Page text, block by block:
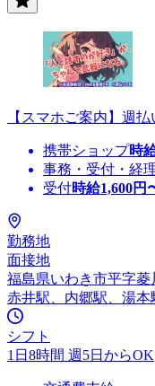
【スマホご案内】週
携帯ショップ時
事務・受付・経
受付時給1,600円
勤務地
面接地
福島県いわき市平字菱
赤井駅、内郷駅、湯本
シフト
1日8時間 週5日からOK